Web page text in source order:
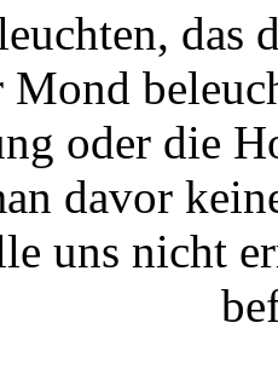
das
Mond
oder die
davor
uns nicht